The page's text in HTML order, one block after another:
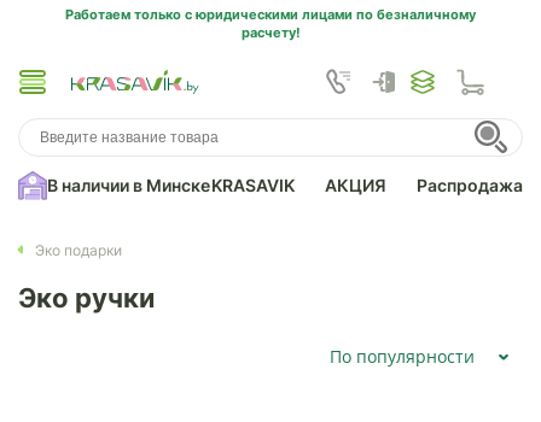
Работаем только с юридическими лицами по безналичному
расчету!
В наличии в МинскеKRASAVIK АКЦИЯ Распродажа
Эко подарки
Эко ручки
По популярности